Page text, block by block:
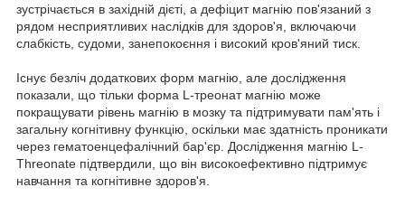
зустрічається в західній дієті, а дефіцит магнію пов'язаний з
рядом несприятливих наслідків для здоров'я, включаючи
слабкість, судоми, занепокоєння і високий кров'яний тиск.
Існує безліч додаткових форм магнію, але дослідження
показали, що тільки форма L-треонат магнію може
покращувати рівень магнію в мозку та підтримувати пам'ять і
загальну когнітивну функцію, оскільки має здатність проникати
через гематоенцефалічний бар'єр. Дослідження магнію L-
Threonate підтвердили, що він високоефективно підтримує
навчання та когнітивне здоров'я.